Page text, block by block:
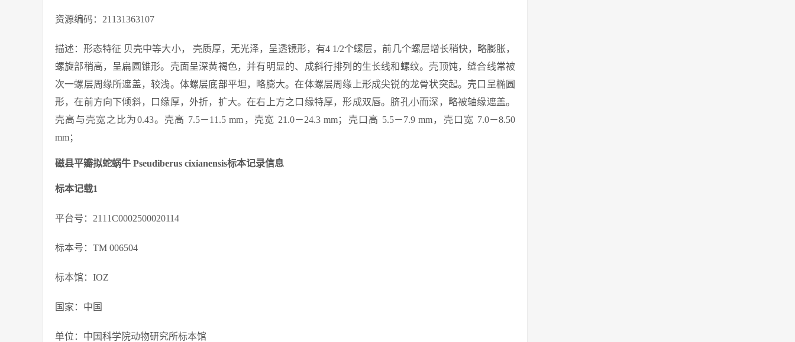
资源编码：21131363107
描述：形态特征 贝壳中等大小， 壳质厚，无光泽，呈透镜形，有4 1/2个螺层，前几个螺层增长稍快，略膨胀，
螺旋部稍高，呈扁圆锥形。壳面呈深黄褐色，并有明显的、成斜行排列的生长线和螺纹。壳顶饨，缝合线常被
次一螺层周缘所遮盖，较浅。体螺层底部平坦，略膨大。在体螺层周缘上形成尖锐的龙骨状突起。壳口呈椭圆
形，在前方向下倾斜，口缘厚，外折，扩大。在右上方之口缘特厚，形成双唇。脐孔小而深，略被轴缘遮盖。
壳高与壳宽之比为0.43。壳高 7.5－11.5 mm，壳宽 21.0－24.3 mm；壳口高 5.5－7.9 mm，壳口宽 7.0－8.50
mm；
磁县平瓣拟蛇蜗牛 Pseudiberus cixianensis标本记录信息
标本记载1
平台号：2111C0002500020114
标本号：TM 006504
标本馆：IOZ
国家：中国
单位：中国科学院动物研究所标本馆